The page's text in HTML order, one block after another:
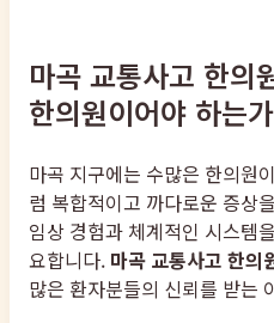
마곡 교통사고 한의
한의원이어야 하는
마곡 지구에는 수많은 한의원
럼 복합적이고 까다로운 증상
임상 경험과 체계적인 시스템
요합니다. 마곡 교통사고 한의
많은 환자분들의 신뢰를 받는